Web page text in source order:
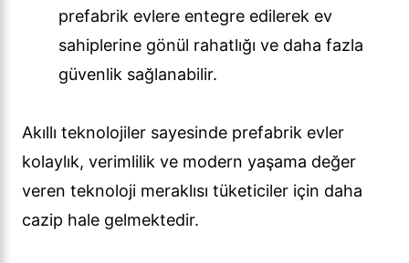
prefabrik evlere entegre edilerek ev
sahiplerine gönül rahatlığı ve daha fazla
güvenlik sağlanabilir.
Akıllı teknolojiler sayesinde prefabrik evler
kolaylık, verimlilik ve modern yaşama değer
veren teknoloji meraklısı tüketiciler için daha
cazip hale gelmektedir.